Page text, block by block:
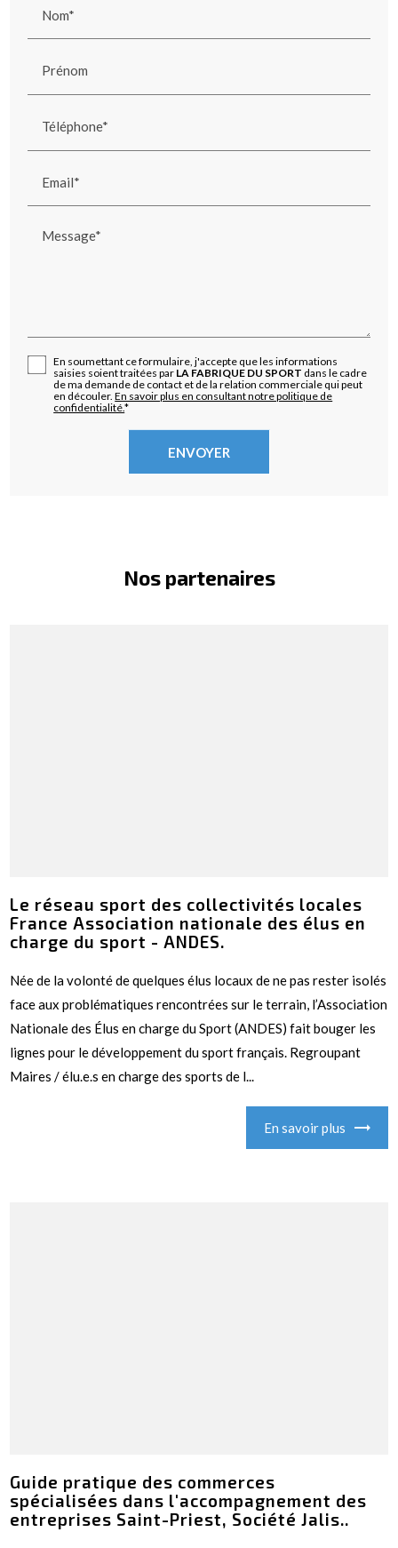
Nom*
Prénom
Téléphone*
Email*
Message*
En soumettant ce formulaire, j'accepte que les informations
saisies soient traitées par LA FABRIQUE DU SPORT dans le cadre
de ma demande de contact et de la relation commerciale qui peut
en découler.En savoir plus en consultant notre politique de
confidentialité.*
Nos partenaires
Le réseau sport des collectivités locales
France Association nationale des élus en
charge du sport - ANDES.
Née de la volonté de quelques élus locaux de ne pas rester isolés
face aux problématiques rencontrées sur le terrain, l’Association
Nationale des Élus en charge du Sport (ANDES) fait bouger les
lignes pour le développement du sport français. Regroupant
Maires / élu.e.s en charge des sports de l...
En savoir plus
Guide pratique des commerces
spécialisées dans l'accompagnement des
entreprises Saint-Priest, Société Jalis..